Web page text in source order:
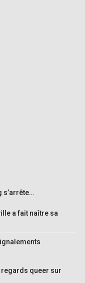
s’arrête…
a fait naître sa
regards queer sur